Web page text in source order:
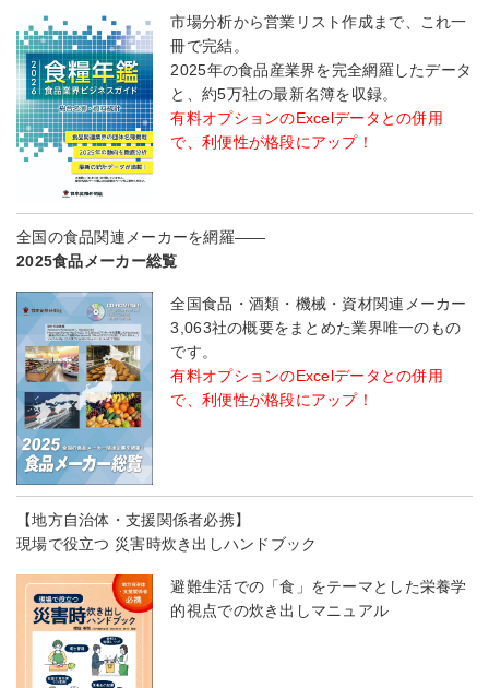
市場分析から営業リスト作成まで、これ一
冊で完結。
2025年の食品産業界を完全網羅したデータ
と、約5万社の最新名簿を収録。
有料オプションのExcelデータとの併用
で、利便性が格段にアップ！
全国の食品関連メーカーを網羅――
2025食品メーカー総覧
全国食品・酒類・機械・資材関連メーカー
3,063社の概要をまとめた業界唯一のもの
です。
有料オプションのExcelデータとの併用
で、利便性が格段にアップ！
【地方自治体・支援関係者必携】
現場で役立つ 災害時炊き出しハンドブック
避難生活での「食」をテーマとした栄養学
的視点での炊き出しマニュアル